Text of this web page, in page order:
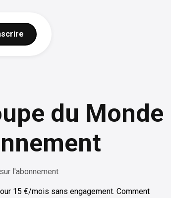
du Monde
l'abonnement
15 €/mois sans engagement. Comment